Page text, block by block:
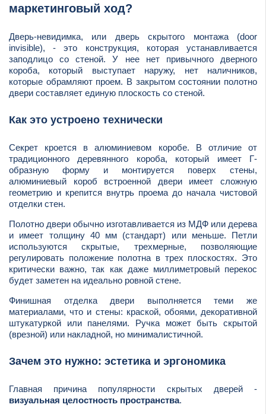
маркетинговый ход?
Дверь-невидимка, или дверь скрытого монтажа (door
invisible), - это конструкция, которая устанавливается
заподлицо со стеной. У нее нет привычного дверного
короба, который выступает наружу, нет наличников,
которые обрамляют проем. В закрытом состоянии полотно
двери составляет единую плоскость со стеной.
Как это устроено технически
Секрет кроется в алюминиевом коробе. В отличие от
традиционного деревянного короба, который имеет Г-
образную форму и монтируется поверх стены,
алюминиевый короб встроенной двери имеет сложную
геометрию и крепится внутрь проема до начала чистовой
отделки стен.
Полотно двери обычно изготавливается из МДФ или дерева
и имеет толщину 40 мм (стандарт) или меньше. Петли
используются скрытые, трехмерные, позволяющие
регулировать положение полотна в трех плоскостях. Это
критически важно, так как даже миллиметровый перекос
будет заметен на идеально ровной стене.
Финишная отделка двери выполняется теми же
материалами, что и стены: краской, обоями, декоративной
штукатуркой или панелями. Ручка может быть скрытой
(врезной) или накладной, но минималистичной.
Зачем это нужно: эстетика и эргономика
Главная причина популярности скрытых дверей -
визуальная целостность пространства.